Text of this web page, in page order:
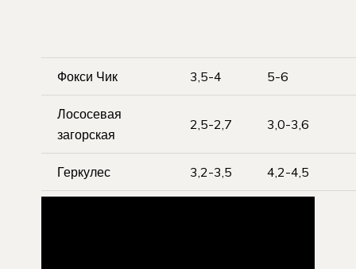
Фокси Чик 3,5-4 5-6
Лососевая
загорская
2,5-2,7 3,0-3,6
Геркулес 3,2-3,5 4,2-4,5